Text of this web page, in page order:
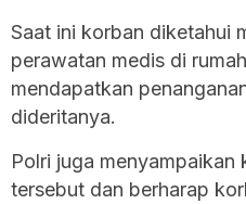
Saat ini korban diketahui
perawatan medis di
mendapatkan
dideritanya.
Polri juga menyampaikan
tersebut dan berharap